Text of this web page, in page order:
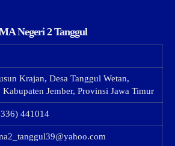
Negeri 2 Tanggul
Krajan, Desa Tanggul Wetan,
Jember, Provinsi Jawa Timur
441014